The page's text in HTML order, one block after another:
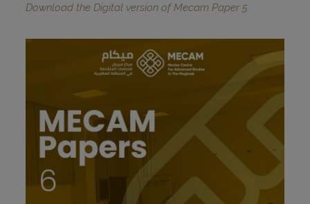
Download the Digital version of Mecam Paper 5